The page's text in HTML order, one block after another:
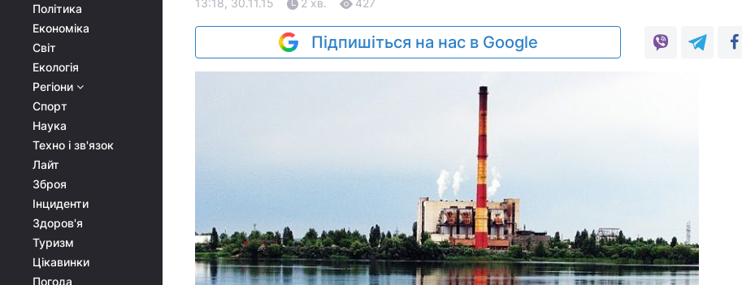
Політика
Економіка
Світ
Екологія
Регіони
Спорт
Наука
Техно і зв'язок
Лайт
Зброя
Інциденти
Здоров'я
Туризм
Цікавинки
Погода
13:18, 30.11.15 2 хв. 427
Підпишіться на нас в Google